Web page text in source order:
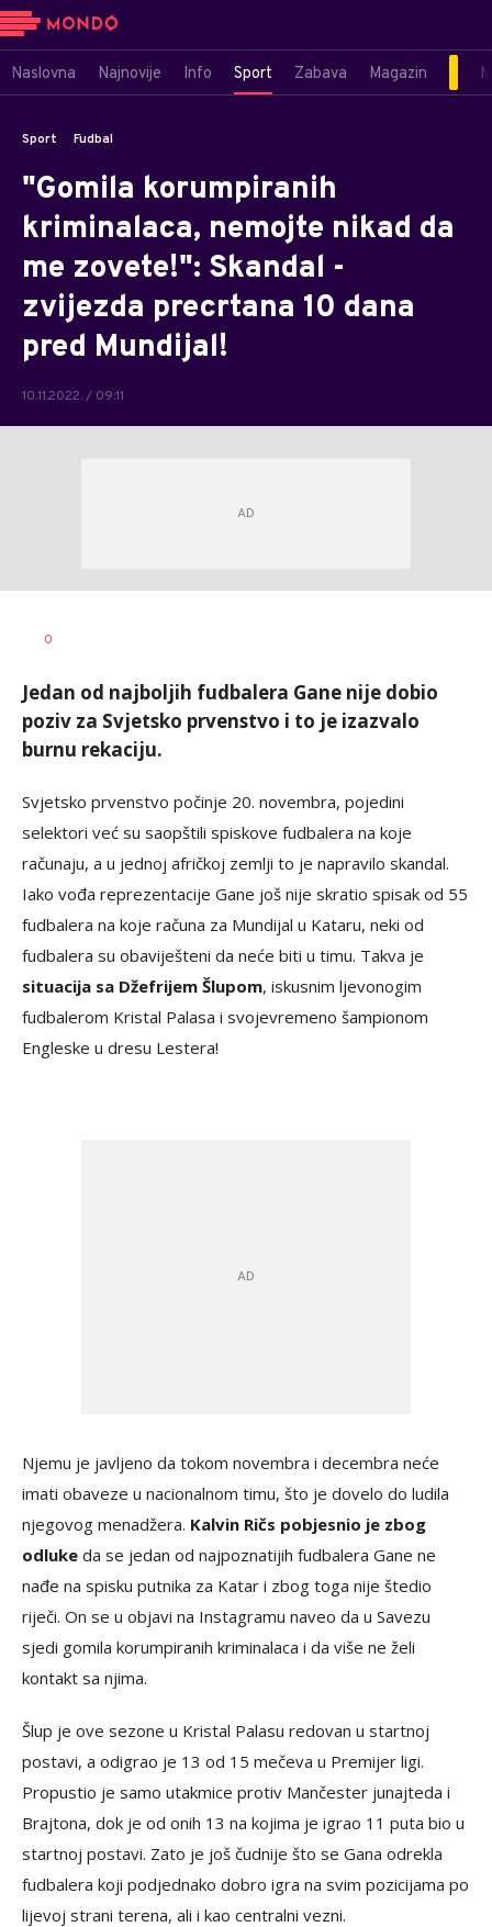
Naslovna Najnovije Info Sport Zabava Magazin
Sport Fudbal
"Gomila korumpiranih
kriminalaca, nemojte nikad da
me zovete!": Skandal -
zvijezda precrtana 10 dana
pred Mundijal!
10.11.2022. / 09:11
AUTOR
0
Jedan od najboljih fudbalera Gane nije dobio
poziv za Svjetsko prvenstvo i to je izazvalo
burnu rekaciju.
Svjetsko prvenstvo počinje 20. novembra, pojedini
selektori već su saopštili spiskove fudbalera na koje
računaju, a u jednoj afričkoj zemlji to je napravilo skandal.
Iako vođa reprezentacije Gane još nije skratio spisak od 55
fudbalera na koje računa za Mundijal u Kataru, neki od
fudbalera su obaviješteni da neće biti u timu. Takva je
situacija sa Džefrijem Šlupom, iskusnim ljevonogim
fudbalerom Kristal Palasa i svojevremeno šampionom
Engleske u dresu Lestera!
Njemu je javljeno da tokom novembra i decembra neće
imati obaveze u nacionalnom timu, što je dovelo do ludila
njegovog menadžera. Kalvin Ričs pobjesnio je zbog
odluke da se jedan od najpoznatijih fudbalera Gane ne
nađe na spisku putnika za Katar i zbog toga nije štedio
riječi. On se u objavi na Instagramu naveo da u Savezu
sjedi gomila korumpiranih kriminalaca i da više ne želi
kontakt sa njima.
Šlup je ove sezone u Kristal Palasu redovan u startnoj
postavi, a odigrao je 13 od 15 mečeva u Premijer ligi.
Propustio je samo utakmice protiv Mančester junajteda i
Brajtona, dok je od onih 13 na kojima je igrao 11 puta bio u
startnoj postavi. Zato je još čudnije što se Gana odrekla
fudbalera koji podjednako dobro igra na svim pozicijama po
lijevoj strani terena, ali i kao centralni vezni.